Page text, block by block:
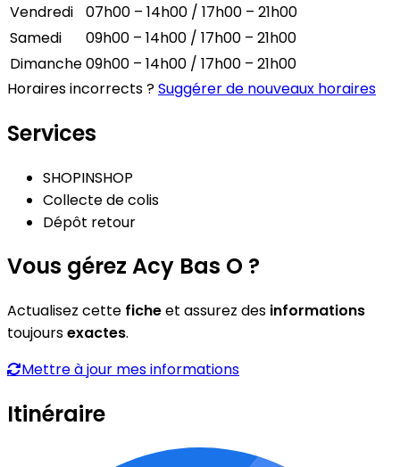
Vendredi
07h00 – 14h00 / 17h00 – 21h00
Samedi
09h00 – 14h00 / 17h00 – 21h00
Dimanche09h00 – 14h00 / 17h00 – 21h00
Horaires incorrects ?Suggérer de nouveaux horaires
Services
SHOPINSHOP
Collecte de colis
Dépôt retour
Vous gérez Acy Bas O ?
Actualisez cette ficheet assurez des informations
toujoursexactes.
Mettre à jour mes informations
Itinéraire